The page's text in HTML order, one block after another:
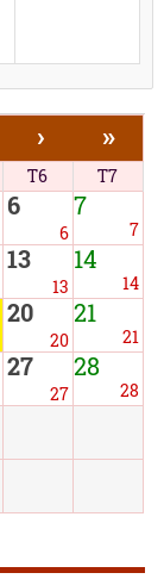
› »
T6 T7
6
6
7
7
13
13
14
14
20
20
21
21
27
27
28
28